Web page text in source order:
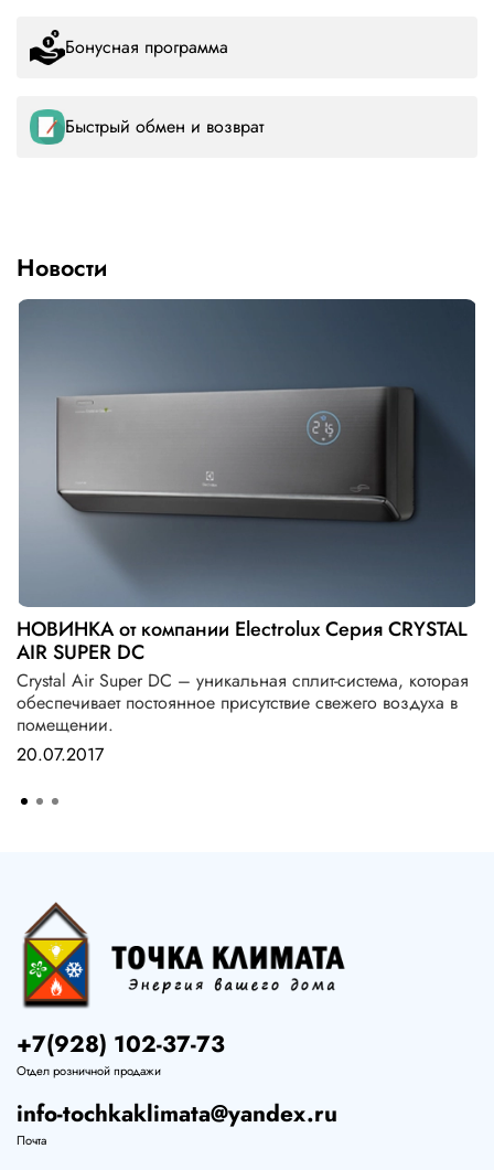
Бонусная программа
Быстрый обмен и возврат
Новости
НОВИНКА от компании Electrolux Серия CRYSTAL
AIR SUPER DC
Crystal Air Super DC – уникальная сплит-система, которая
обеспечивает постоянное присутствие свежего воздуха в
помещении.
20.07.2017
+7(928) 102-37-73
Отдел розничной продажи
info-tochkaklimata@yandex.ru
Почта